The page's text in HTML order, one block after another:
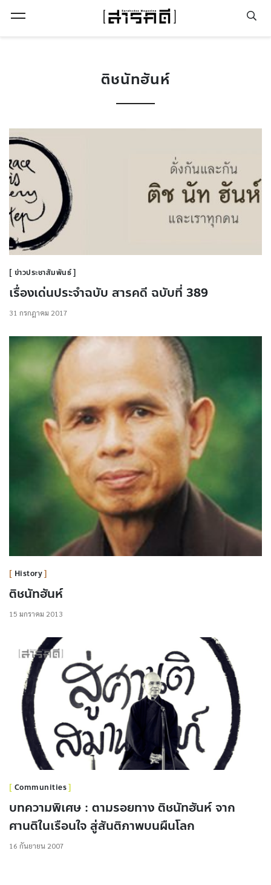
ติชนัทฮันห์
ข่าวประชาสัมพันธ์
เรื่องเด่นประจำฉบับ สารคดี ฉบับที่ 389
31 กรกฎาคม 2017
History
ติชนัทฮันห์
15 มกราคม 2013
Communities
บทความพิเศษ : ตามรอยทาง ติชนัทฮันห์ จาก
ศานติในเรือนใจ สู่สันติภาพบนผืนโลก
16 กันยายน 2007